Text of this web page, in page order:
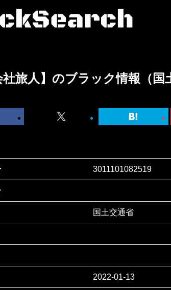
社旅人】のブラック情報（国
3011101082519
国土交通省
2022-01-13